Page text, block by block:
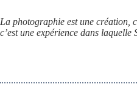
La photographie est une création,
c’est une expérience dans laquelle